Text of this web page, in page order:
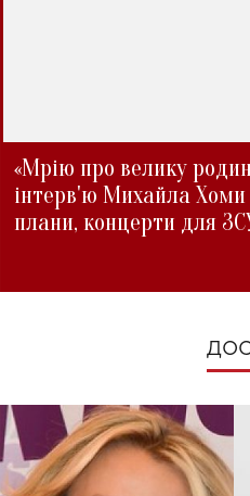
«Мрію про велику
інтерв'ю Михайла Хоми
плани, концерти для